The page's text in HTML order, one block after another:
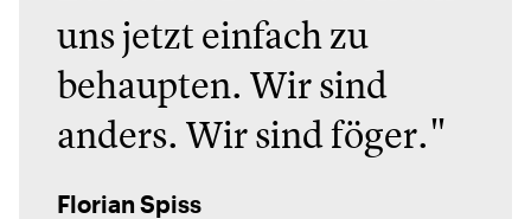
uns jetzt einfach zu
behaupten. Wir sind
anders. Wir sind föger."
Florian Spiss